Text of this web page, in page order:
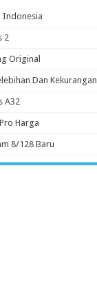
Indonesia
2
Original
Dan Kekurangan
A32
Harga
8/128 Baru